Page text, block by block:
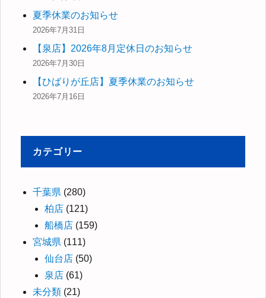
夏季休業のお知らせ
2026年7月31日
【泉店】2026年8月定休日のお知らせ
2026年7月30日
【ひばりが丘店】夏季休業のお知らせ
2026年7月16日
カテゴリー
千葉県 (280)
柏店 (121)
船橋店 (159)
宮城県 (111)
仙台店 (50)
泉店 (61)
未分類 (21)